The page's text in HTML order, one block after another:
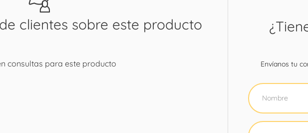
clientes sobre este producto
consultas para este producto Envíanos tu